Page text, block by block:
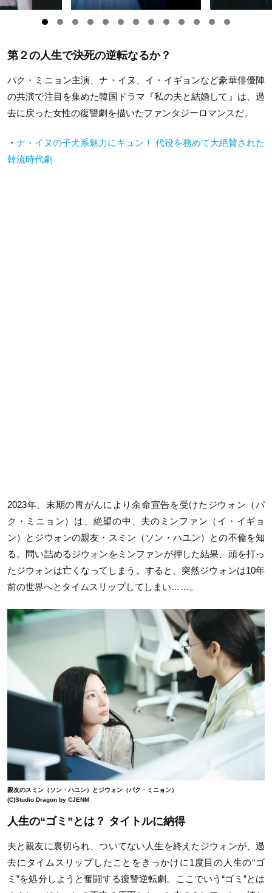
第２の人生で決死の逆転なるか？
パク・ミニョン主演、ナ・イヌ、イ・イギョンなど豪華俳優陣
の共演で注目を集めた韓国ドラマ『私の夫と結婚して』は、過
去に戻った女性の復讐劇を描いたファンタジーロマンスだ。
・ ナ・イヌの子犬系魅力にキュン！ 代役を務めて大絶賛された
韓流時代劇
2023年、末期の胃がんにより余命宣告を受けたジウォン（パ
ク・ミニョン）は、絶望の中、夫のミンファン（イ・イギョ
ン）とジウォンの親友・スミン（ソン・ハユン）との不倫を知
る。問い詰めるジウォンをミンファンが押した結果、頭を打っ
たジウォンは亡くなってしまう。すると、突然ジウォンは10年
前の世界へとタイムスリップしてしまい……。
親友のスミン（ソン・ハユン）とジウォン（パク・ミニョン）
(C)Studio Dragon by CJENM
人生の“ゴミ”とは？ タイトルに納得
夫と親友に裏切られ、ついてない人生を終えたジウォンが、過
去にタイムスリップしたことをきっかけに1度目の人生の“ゴ
ミ”を処分しようと奮闘する復讐逆転劇。ここでいう“ゴミ”とは